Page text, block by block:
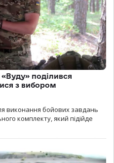
поділився
з вибором
виконання бойових завдань
комплекту, який підійде